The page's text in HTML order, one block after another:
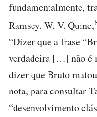
fundamentalmente,
Ramsey. W. V. Quine,8
“Dizer que a frase
verdadeira […] não é
dizer que Bruto
nota, para consultar
“desenvolvimento